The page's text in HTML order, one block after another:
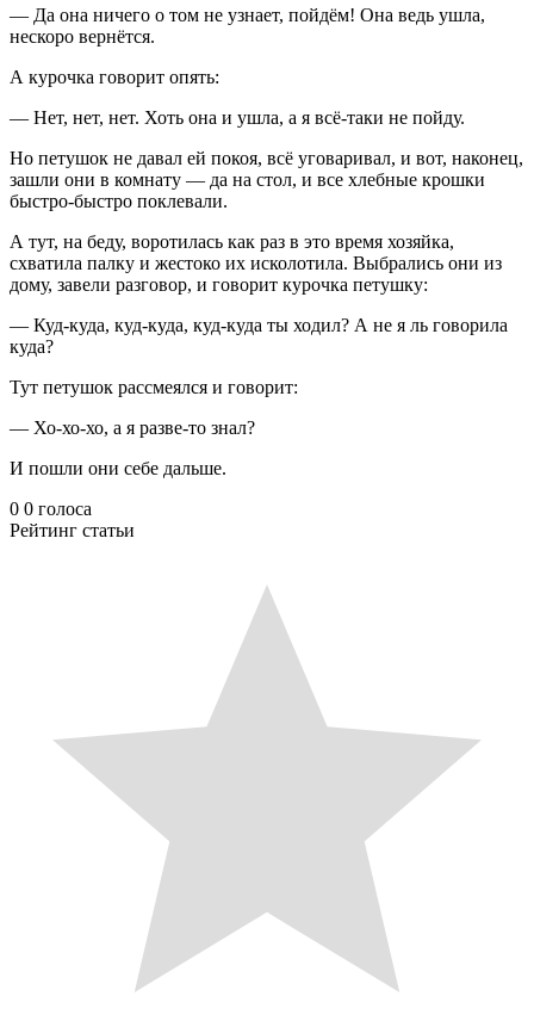
— Да она ничего о том не узнает, пойдём! Она ведь ушла,
нескоро вернётся.
А курочка говорит опять:
— Нет, нет, нет. Хоть она и ушла, а я всё-таки не пойду.
Но петушок не давал ей покоя, всё уговаривал, и вот, наконец,
зашли они в комнату — да на стол, и все хлебные крошки
быстро-быстро поклевали.
А тут, на беду, воротилась как раз в это время хозяйка,
схватила палку и жестоко их исколотила. Выбрались они из
дому, завели разговор, и говорит курочка петушку:
— Куд-куда, куд-куда, куд-куда ты ходил? А не я ль говорила
куда?
Тут петушок рассмеялся и говорит:
— Хо-хо-хо, а я разве-то знал?
И пошли они себе дальше.
0 0 голоса
Рейтинг статьи